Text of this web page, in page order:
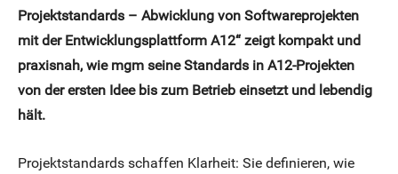
Projektstandards – Abwicklung von Softwareprojekten
mit der Entwicklungsplattform A12“ zeigt kompakt und
praxisnah, wie mgm seine Standards in A12-Projekten
von der ersten Idee bis zum Betrieb einsetzt und lebendig
hält.
Projektstandards schaffen Klarheit: Sie definieren, wie